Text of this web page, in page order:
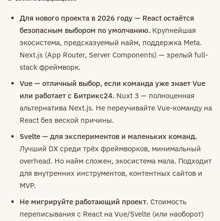
Для нового проекта в 2026 году — React остаётся
безопасным выбором по умолчанию. Крупнейшая
экосистема, предсказуемый найм, поддержка Meta.
Next.js (App Router, Server Components) — зрелый full-
stack фреймворк.
Vue — отличный выбор, если команда уже знает Vue
или работает с Битрикс24. Nuxt 3 — полноценная
альтернатива Next.js. Не переучивайте Vue-команду на
React без веской причины.
Svelte — для экспериментов и маленьких команд.
Лучший DX среди трёх фреймворков, минимальный
overhead. Но найм сложен, экосистема мала. Подходит
для внутренних инструментов, контентных сайтов и
MVP.
Не мигрируйте работающий проект. Стоимость
переписывания с React на Vue/Svelte (или наоборот)